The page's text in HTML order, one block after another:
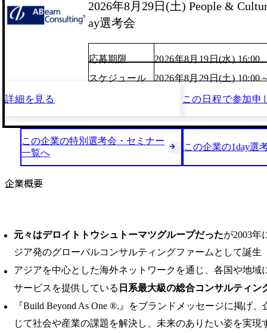
2026年8月29日(土) People &
ay選考会
応募期限
2026年8月19日(水) 16:00
スケジュール
2026年8月29日(土) 10:00
詳細を見る この日程で参加申
この企業の特別選考会・セミナー
一覧へ
この企業の1day選
企業概要
元々はデロイトトウシュトーマツグループだったが2003年
ジア発のグローバルコンサルティングファームとして誕生
アジアを中心とした海外ネットワークを通じ、各国や地域
サービスを提供している 日系最大級の総合コンサルティン
『Build Beyond As One ®.』をブランドメッセージに掲げ
じて社会や産業の課題を解決し、未来のありたい姿を実現